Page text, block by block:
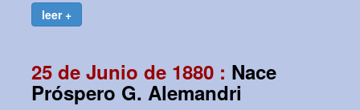
leer +
25 de Junio de 1880 : Nace
Próspero G. Alemandri